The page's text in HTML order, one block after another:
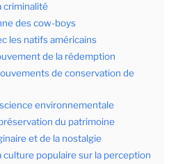
criminalité
des cow-boys
les natifs américains
de la rédemption
de conservation de
environnementale
du patrimoine
et de la nostalgie
culture populaire sur la perception